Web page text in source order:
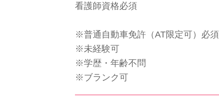
看護師資格必須
※普通自動車免許（AT限定可）必須
※未経験可
※学歴・年齢不問
※ブランク可